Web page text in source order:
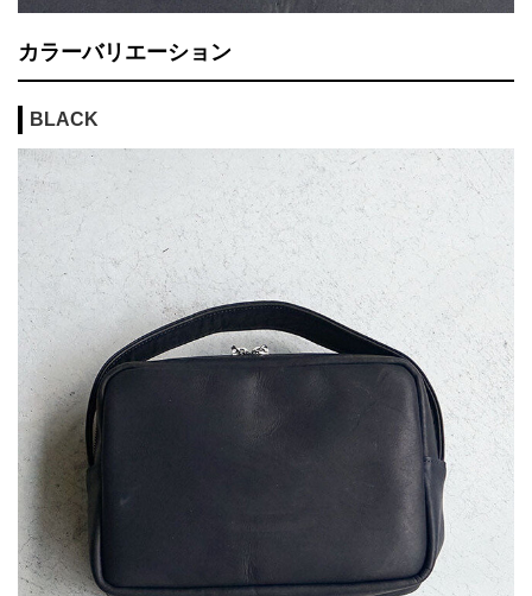
カラーバリエーション
BLACK